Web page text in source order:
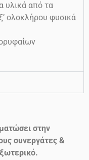
υλικά από τα
ολοκλήρου φυσικά
στην
συνεργάτες &